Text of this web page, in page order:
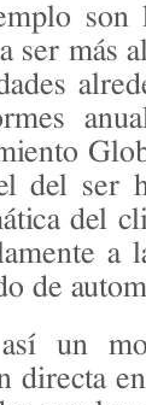
son
ser más
del ser
del
a
de
un
directa